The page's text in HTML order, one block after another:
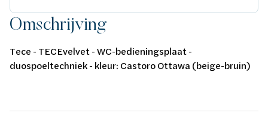
Omschrijving
Tece - TECEvelvet - WC-bedieningsplaat -
duospoeltechniek - kleur: Castoro Ottawa (beige-bruin)